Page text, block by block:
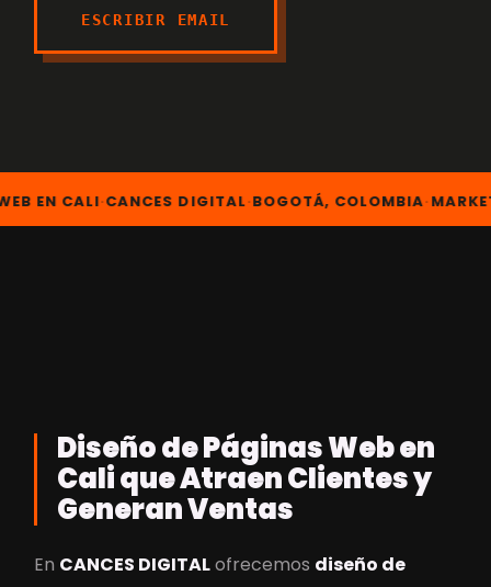
CRO
SERPION
07CAPACITACIÓN
INSTAGRAMTIKTOKLINKEDIN EMAIL
ESCRIBIR EMAIL
EN CALI·CANCES DIGITAL·BOGOTÁ, COLOMBIA·
Diseño de Páginas Web en
Cali que Atraen Clientes y
Generan Ventas
En CANCES DIGITALofrecemos diseño de